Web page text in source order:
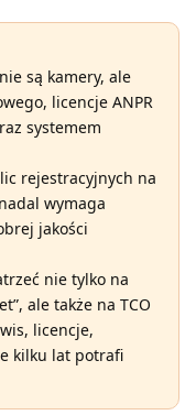
są kamery, ale
, licencje ANPR
systemem
rejestracyjnych na
wymaga
jakości
nie tylko na
ale także na TCO
licencje,
kilku lat potrafi